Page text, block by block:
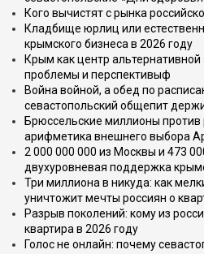
Кого вычистят с рынка
Кладбище юрлиц или
крымского бизнеса в 2026 году
Крым как центр альтернативной
проблемы и перспективыф
Война войной, а обед по
севастопольский общепит
Брюссельские миллионы против
арифметика внешнего выбора
2 000 000 000 из Москвы и 473
двухуровневая поддержка
Три миллиона в никуда: как
уничтожит мечты россиян о
Разрыв поколений: кому из
квартира в 2026 году
Голос не онлайн: почему